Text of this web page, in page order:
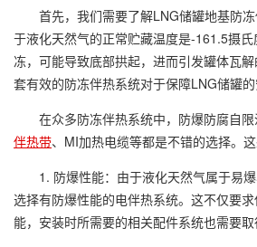
首先，我们需要了解LNG储罐地基防
于液化天然气的正常贮藏温度是-161.5摄
冻，可能导致底部拱起，进而引发罐体瓦
套有效的防冻伴热系统对于保障LNG储罐的
在众多防冻伴热系统中，防爆防腐自限
伴热带、MI加热电缆等都是不错的选择。
1. 防爆性能：由于液化天然气属于易
选择有防爆性能的电伴热系统。这不仅要
能，安装时所需要的相关配件系统也需要取